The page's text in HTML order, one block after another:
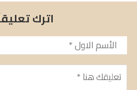
اترك
الأسم*
تعليق